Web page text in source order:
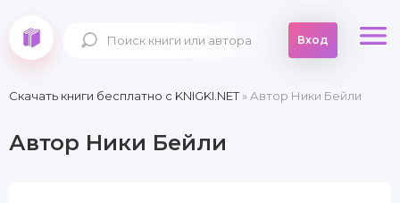
Вход
Скачать книги бесплатно c KNIGKI.NET» Автор Ники Бейли
Автор Ники Бейли